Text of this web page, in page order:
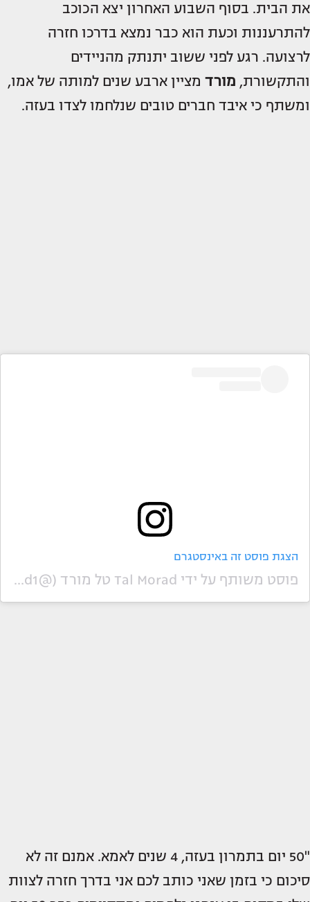
את הבית. בסוף השבוע האחרון יצא הכוכב
להתרעננות וכעת הוא כבר נמצא בדרכו חזרה
לרצועה. רגע לפני ששוב יתנתק מהניידים
והתקשורת, מורד מציין ארבע שנים למותה של אמו,
ומשתף כי איבד חברים טובים שנלחמו לצדו בעזה.
הצגת פוסט זה באינסטגרם
פוסט משותף על ידי ‏‎Tal Morad טל מורד‎‏ (@‏‎talmorad1‎‏)
"50 יום בתמרון בעזה, 4 שנים לאמא. אמנם זה לא
סיכום כי בזמן שאני כותב לכם אני בדרך חזרה לצוות